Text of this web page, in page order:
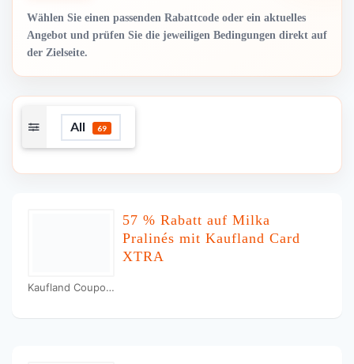
Wählen Sie einen passenden Rabattcode oder ein aktuelles
Angebot und prüfen Sie die jeweiligen Bedingungen direkt auf
der Zielseite.
All 69
Kaufland Coupons
57 % Rabatt auf Milka
Pralinés mit Kaufland Card
XTRA